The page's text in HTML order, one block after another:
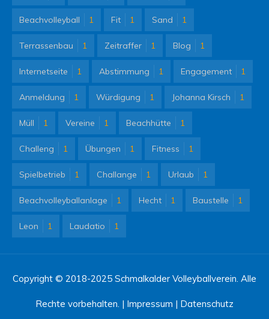
Beachvolleyball 1 Fit 1 Sand 1
Terrassenbau 1 Zeitraffer 1 Blog 1
Internetseite 1 Abstimmung 1 Engagement 1
Anmeldung 1 Würdigung 1 Johanna Kirsch 1
Müll 1 Vereine 1 Beachhütte 1
Challeng 1 Übungen 1 Fitness 1
Spielbetrieb 1 Challange 1 Urlaub 1
Beachvolleyballanlage 1 Hecht 1 Baustelle 1
Leon 1 Laudatio 1
Copyright © 2018-2025 Schmalkalder Volleyballverein. Alle
Rechte vorbehalten. | Impressum | Datenschutz